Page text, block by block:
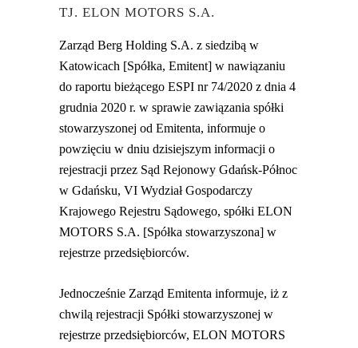
TJ. ELON MOTORS S.A.
Zarząd Berg Holding S.A. z siedzibą w
Katowicach [Spółka, Emitent] w nawiązaniu
do raportu bieżącego ESPI nr 74/2020 z dnia 4
grudnia 2020 r. w sprawie zawiązania spółki
stowarzyszonej od Emitenta, informuje o
powzięciu w dniu dzisiejszym informacji o
rejestracji przez Sąd Rejonowy Gdańsk-Północ
w Gdańsku, VI Wydział Gospodarczy
Krajowego Rejestru Sądowego, spółki ELON
MOTORS S.A. [Spółka stowarzyszona] w
rejestrze przedsiębiorców.
Jednocześnie Zarząd Emitenta informuje, iż z
chwilą rejestracji Spółki stowarzyszonej w
rejestrze przedsiębiorców, ELON MOTORS